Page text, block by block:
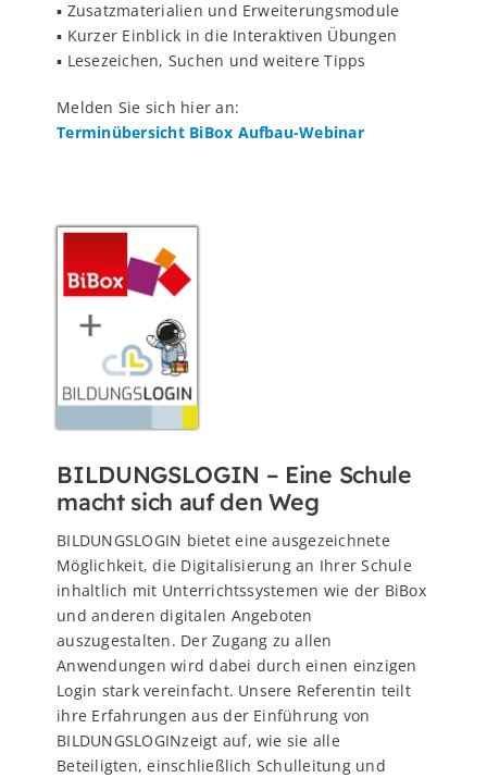
▪️ Zusatzmaterialien und Erweiterungsmodule
▪️ Kurzer Einblick in die Interaktiven Übungen
▪️ Lesezeichen, Suchen und weitere Tipps
Melden Sie sich hier an:
Terminübersicht BiBox Aufbau-Webinar
BILDUNGSLOGIN – Eine Schule
macht sich auf den Weg
BILDUNGSLOGIN bietet eine ausgezeichnete
Möglichkeit, die Digitalisierung an Ihrer Schule
inhaltlich mit Unterrichtssystemen wie der BiBox
und anderen digitalen Angeboten
auszugestalten. Der Zugang zu allen
Anwendungen wird dabei durch einen einzigen
Login stark vereinfacht. Unsere Referentin teilt
ihre Erfahrungen aus der Einführung von
BILDUNGSLOGINzeigt auf, wie sie alle
Beteiligten, einschließlich Schulleitung und